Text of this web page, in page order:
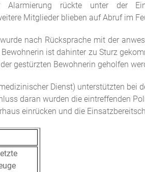
rückte unter der
Mitglieder blieben auf Abruf im
nach Rücksprache mit der
ist dahinter zu Sturz
gestürzten Bewohnerin geholfen
Dienst) unterstützten bei
daran wurden die eintreffenden
einrücken und die